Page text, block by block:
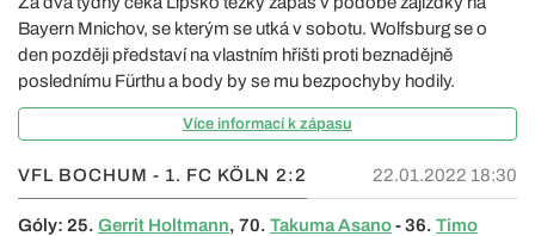
Bayern Mnichov, se kterým se utká v sobotu. Wolfsburg se o
den později představí na vlastním hřišti proti beznadějně
poslednímu Fürthu a body by se mu bezpochyby hodily.
Více informací k zápasu
VFL BOCHUM - 1. FC KÖLN 2:2 22.01.2022 18:30
Góly: 25. Gerrit Holtmann, 70. Takuma Asano- 36. Timo